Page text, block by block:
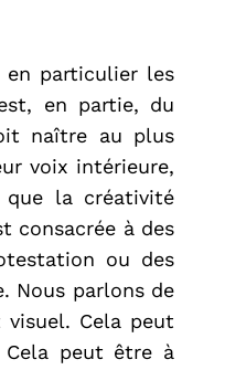
en particulier les
en partie, du
naître au plus
voix intérieure,
que la créativité
consacrée à des
ou des
Nous parlons de
Cela peut
Cela peut être à